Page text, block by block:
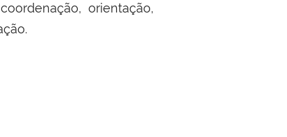
orientação,